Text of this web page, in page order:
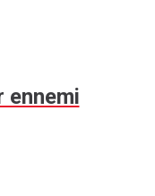
ennemi